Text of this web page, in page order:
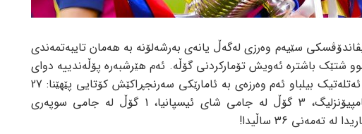
سێیەم وەرزی لەگەڵ یانەی بەرشەلۆنە بە هەمان تایبەتمەندی
شتێک باشترە ئەویش تۆمارکردنی گۆڵە. ئەم هێرشبەرە پۆڵەندییە دوای
تۆمارکردنی دوو گۆڵ بەرامبەر ئەتلەتیک بیلباو ئەم وەرزەی بە ئامارێکی سەرنجڕاکێش کۆتایی پێهێنا: 27
گۆڵ لە لالیگا، 11 گۆڵ لە چامپیۆنزلیگ، 3 گۆڵ لە جامی شای ئیسپانیا، 1 گۆڵ لە جامی سوپەری